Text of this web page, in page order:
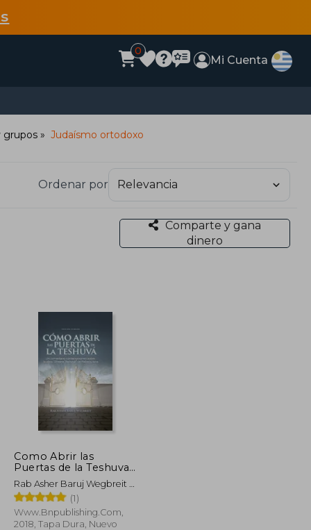
0
Mi Cuenta
grupos Judaísmo ortodoxo
Ordenar por
Comparte y gana
dinero
Como Abrir las
Puertas de la Teshuva:
Basado en Shaarei
Teshuva de Rabenu
Iona
Rab Asher Baruj Wegbreit ;
Rabenu Iona (1)
Www.bnpublishing.com,
2018, Tapa Dura, Nuevo